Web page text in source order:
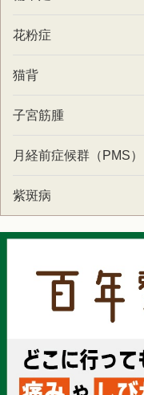
花粉症
猫背
子宮筋腫
月経前症候群（PMS）
紫斑病